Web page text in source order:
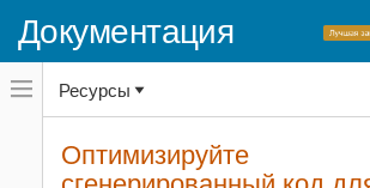
Документация
Переключатель
навигационного
меню
переключатель
Simulink
Ресурсы
Оптимизируйте